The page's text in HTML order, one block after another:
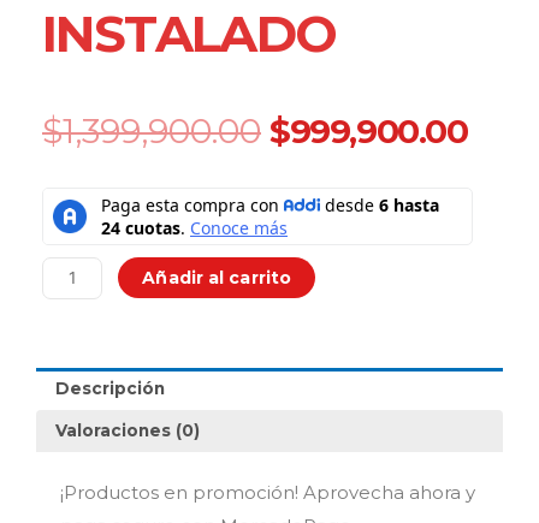
INSTALADO
$1,399,900.00 Original
price
$1,399,900.00.
$999,900.00
ONN
Pulgadas
4K
Smart
TV
MAGIS
Añadir al carrito
Descripción
Valoraciones (0)
¡Productos en promoción! Aprovecha ahora y